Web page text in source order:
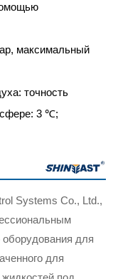
максимальный
точность
3 ℃;
Systems Co., Ltd.,
оборудования для
для